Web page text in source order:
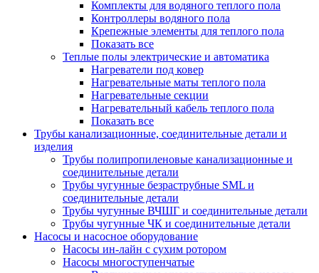
Комплекты для водяного теплого пола
Контроллеры водяного пола
Крепежные элементы для теплого пола
Показать все
Теплые полы электрические и автоматика
Нагреватели под ковер
Нагревательные маты теплого пола
Нагревательные секции
Нагревательный кабель теплого пола
Показать все
Трубы канализационные, соединительные детали и
изделия
Трубы полипропиленовые канализационные и
соединительные детали
Трубы чугунные безраструбные SML и
соединительные детали
Трубы чугунные ВЧШГ и соединительные детали
Трубы чугунные ЧК и соединительные детали
Насосы и насосное оборудование
Насосы ин-лайн с сухим ротором
Насосы многоступенчатые